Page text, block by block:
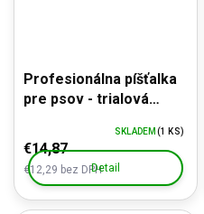
Profesionálna píšťalka
pre psov - trialová
€12,29 bez DPH
€14,87
SKLADEM (1 KS)
Detail